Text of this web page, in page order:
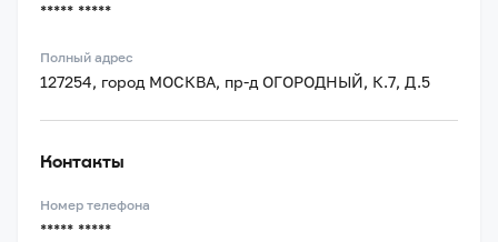
***** *****
Полный адрес
127254, город МОСКВА, пр-д ОГОРОДНЫЙ, К.7, Д.5
Контакты
Номер телефона
***** *****